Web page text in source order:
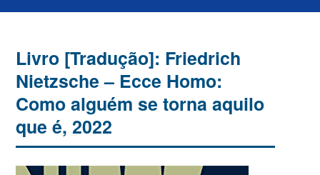
Livro [Tradução]: Friedrich
Nietzsche – Ecce Homo:
Como alguém se torna aquilo
que é, 2022